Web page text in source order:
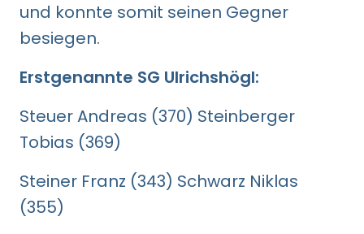
und konnte somit seinen Gegner
besiegen.
Erstgenannte SG Ulrichshögl:
Steuer Andreas (370) Steinberger
Tobias (369)
Steiner Franz (343) Schwarz Niklas
(355)